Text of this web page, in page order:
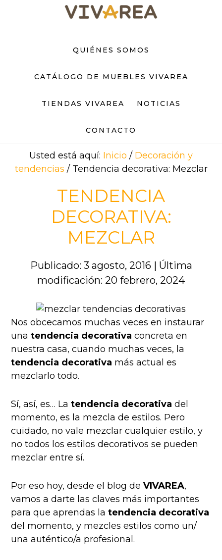
QUIÉNES SOMOS
CATÁLOGO DE MUEBLES VIVAREA
TIENDAS VIVAREA NOTICIAS
CONTACTO
Usted está aquí: Inicio / Decoración y
tendencias /Tendencia decorativa: Mezclar
TENDENCIA
DECORATIVA:
MEZCLAR
Publicado: 3 agosto, 2016| Última
modificación: 20 febrero, 2024
Nos obcecamos muchas veces en instaurar
una tendencia decorativa concreta en
nuestra casa, cuando muchas veces, la
tendencia decorativa más actual es
mezclarlo todo.
Sí, así, es… Latendencia decorativa del
momento, es la mezcla de estilos. Pero
cuidado, no vale mezclar cualquier estilo, y
no todos los estilos decorativos se pueden
mezclar entre sí.
Por eso hoy, desde el blog deVIVAREA,
vamos a darte las claves más importantes
para que aprendas latendencia decorativa
del momento, y mezcles estilos como un/
una auténtico/a profesional.